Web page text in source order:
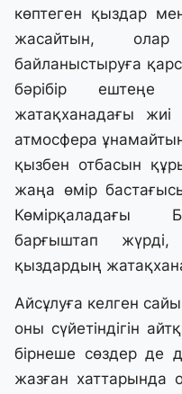
көптеген қыздар
жасайтын,
байланыстыруға
бәрібір ештеңе
жатақханадағы жиі
атмосфера
қызбен отбасын
жаңа өмір
Көмірқаладағы
барғыштап
қыздардың
Айсұлуға келген
оны сүйетіндігін
бірнеше сөздер де
жазған хаттарында